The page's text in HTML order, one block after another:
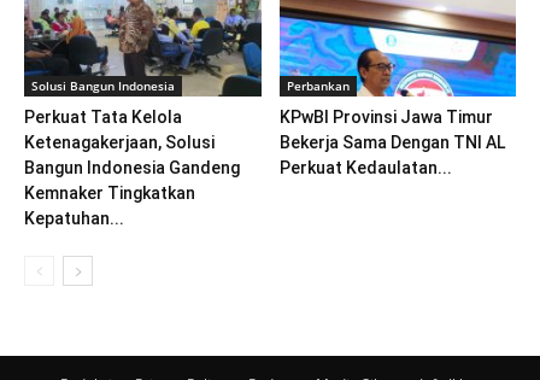
Solusi Bangun Indonesia
Perkuat Tata Kelola
Ketenagakerjaan, Solusi
Bangun Indonesia Gandeng
Kemnaker Tingkatkan
Kepatuhan...
Perbankan
KPwBI Provinsi Jawa Timur
Bekerja Sama Dengan TNI AL
Perkuat Kedaulatan...